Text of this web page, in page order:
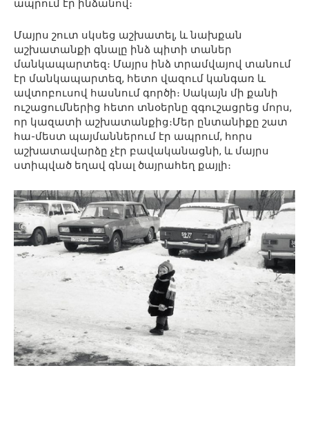
ապրում էր ինձանով։
Մայրս շուտ սկսեց աշխատել, և նախքան
աշխատանքի գնալը ինձ պիտի տաներ
մանկապարտեզ։ Մայրս ինձ տրամվայով տանում
էր մանկապարտեզ, հետո վազում կանգառ և
ավտոբուսով հասնում գործի։ Սակայն մի քանի
ուշացումներից հետո տնօերնը զգուշացրեց մորս,
որ կազատի աշխատանքից։Մեր ընտանիքը շատ
հա-մեստ պայմաններում էր ապրում, հորս
աշխատավարձը չէր բավականացնի, և մայրս
ստիպված եղավ գնալ ծայրահեղ քայլի։